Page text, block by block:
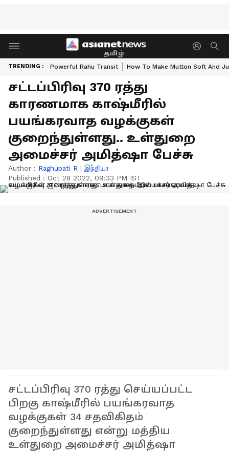
தமிழ்
TRENDING : Powerful Rahu Transit How To Make Mutton Soft And
சட்டப்பிரிவு 370 ரத்து
காரணமாக காஷ்மீரில்
பயங்கரவாத வழக்குகள்
குறைந்துள்ளது.. உள்துறை
அமைச்சர் அமித்ஷா பேச்சு
Author : Raghupati R | இந்தியா
Published : Oct 28 2022, 09:33 PM IST
சட்டப்பிரிவு 370 ரத்து செய்யப்பட்ட
பிறகு காஷ்மீரில் பயங்கரவாத
வழக்குகள் 34 சதவிகிதம்
குறைந்துள்ளது என்று மத்திய
உள்துறை அமைச்சர் அமித்ஷா